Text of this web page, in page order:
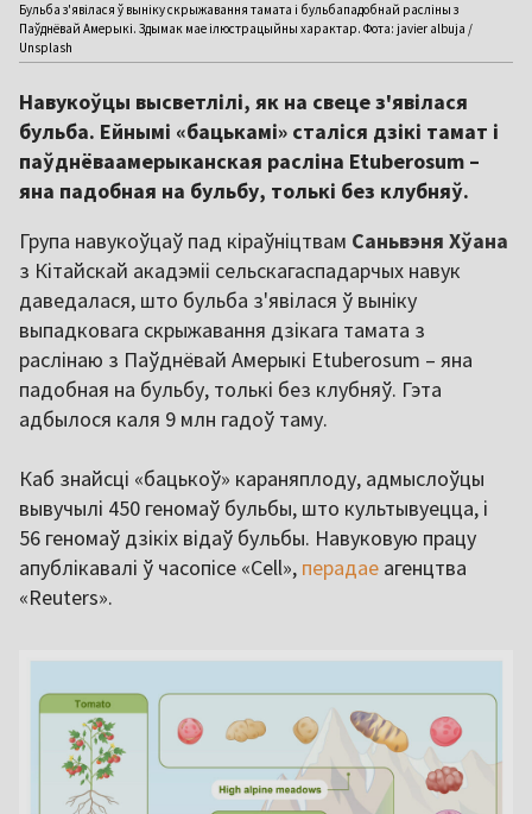
Бульба з'явілася ў выніку скрыжавання тамата і бульбападобнай расліны з
Паўднёвай Амерыкі. Здымак мае ілюстрацыйны характар. Фота: javier albuja /
Unsplash
Навукоўцы высветлілі, як на свеце з'явілася
бульба. Ейнымі «бацькамі» сталіся дзікі тамат і
паўднёваамерыканская расліна Etuberosum –
яна падобная на бульбу, толькі без клубняў.
Група навукоўцаў пад кіраўніцтвам Саньвэня Хўана
з Кітайскай акадэміі сельскагаспадарчых навук
даведалася, што бульба з'явілася ў выніку
выпадковага скрыжавання дзікага тамата з
раслінаю з Паўднёвай Амерыкі Etuberosum – яна
падобная на бульбу, толькі без клубняў. Гэта
адбылося каля 9 млн гадоў таму.
Каб знайсці «бацькоў» караняплоду, адмыслоўцы
вывучылі 450 геномаў бульбы, што культывуецца, і
56 геномаў дзікіх відаў бульбы. Навуковую працу
апублікавалі ў часопісе «Cell», перадае агенцтва
«Reuters».